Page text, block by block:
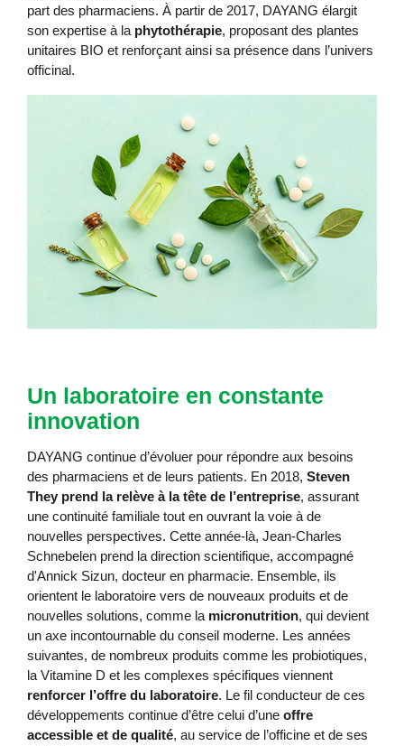
part des pharmaciens. À partir de 2017, DAYANG élargit
son expertise à la phytothérapie, proposant des plantes
unitaires BIO et renforçant ainsi sa présence dans l’univers
officinal.
Un laboratoire en constante
innovation
DAYANG continue d’évoluer pour répondre aux besoins
des pharmaciens et de leurs patients. En 2018, Steven
They prend la relève à la tête de l’entreprise, assurant
une continuité familiale tout en ouvrant la voie à de
nouvelles perspectives. Cette année-là, Jean-Charles
Schnebelen prend la direction scientifique, accompagné
d'Annick Sizun, docteur en pharmacie. Ensemble, ils
orientent le laboratoire vers de nouveaux produits et de
nouvelles solutions, comme la micronutrition, qui devient
un axe incontournable du conseil moderne. Les années
suivantes, de nombreux produits comme les probiotiques,
la Vitamine D et les complexes spécifiques viennent
renforcer l’offre du laboratoire. Le fil conducteur de ces
développements continue d’être celui d’une offre
accessible et de qualité, au service de l’officine et de ses